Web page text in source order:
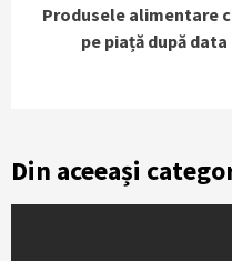
Produsele alimentare
pe piață după
Din aceeași